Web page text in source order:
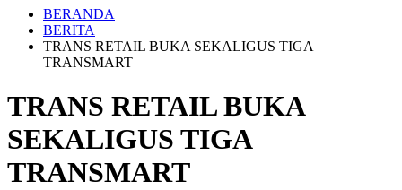
BERANDA
BERITA
TRANS RETAIL BUKA SEKALIGUS TIGA
TRANSMART
TRANS RETAIL BUKA
SEKALIGUS TIGA
TRANSMART